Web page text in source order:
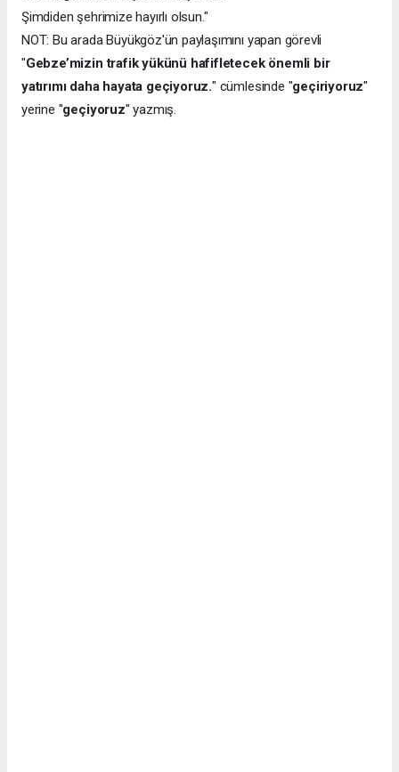
Şimdiden şehrimize hayırlı olsun."
NOT: Bu arada Büyükgöz'ün paylaşımını yapan görevli
"Gebze’mizin trafik yükünü hafifletecek önemli bir
yatırımı daha hayata geçiyoruz." cümlesinde "geçiriyoruz"
yerine "geçiyoruz" yazmış.